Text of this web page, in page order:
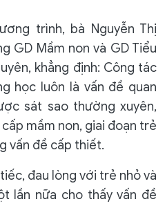
trình, bà Nguyễn Thị
GD Mầm non và GD Tiểu
khẳng định: Công tác
học luôn là vấn đề quan
sát sao thường xuyên,
mầm non, giai đoạn trẻ
vấn đề cấp thiết.
đau lòng với trẻ nhỏ và
lần nữa cho thấy vấn đề